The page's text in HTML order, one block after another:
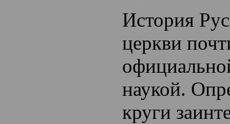
История
церкви
наукой.
круги